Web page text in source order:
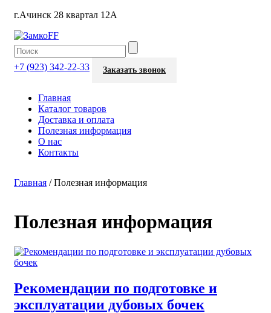
г.Ачинск 28 квартал 12А
+7 (923) 342-22-33 Заказать звонок
Главная
Каталог товаров
Доставка и оплата
Полезная информация
О нас
Контакты
Главная /Полезная информация
Полезная информация
Рекомендации по подготовке и
эксплуатации дубовых бочек